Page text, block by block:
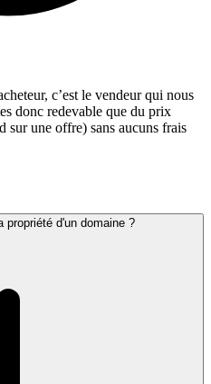
c’est le vendeur qui nous
donc redevable que du prix
sur une offre) sans aucuns frais
propriété d'un domaine ?